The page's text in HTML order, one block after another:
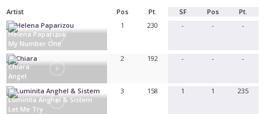
Artist Pos Pt. SF Pos Pt.
Greece
Helena Paparizou
My Number One
1 230 - - -
Malta
Chiara
Angel
2 192 - - -
Luminita Anghel & Sistem
Let Me Try
3 158 1 1 235